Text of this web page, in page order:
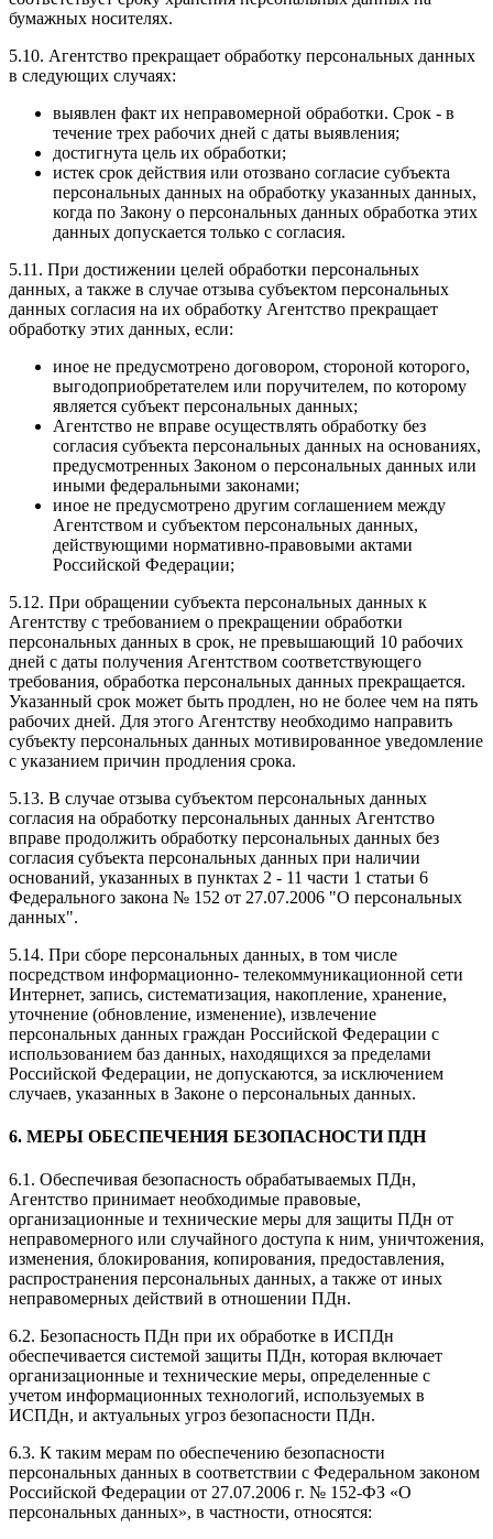
бумажных носителях.
5.10. Агентство прекращает обработку персональных данных
в следующих случаях:
выявлен факт их неправомерной обработки. Срок - в
течение трех рабочих дней с даты выявления;
достигнута цель их обработки;
истек срок действия или отозвано согласие субъекта
персональных данных на обработку указанных данных,
когда по Закону о персональных данных обработка этих
данных допускается только с согласия.
5.11. При достижении целей обработки персональных
данных, а также в случае отзыва субъектом персональных
данных согласия на их обработку Агентство прекращает
обработку этих данных, если:
иное не предусмотрено договором, стороной которого,
выгодоприобретателем или поручителем, по которому
является субъект персональных данных;
Агентство не вправе осуществлять обработку без
согласия субъекта персональных данных на основаниях,
предусмотренных Законом о персональных данных или
иными федеральными законами;
иное не предусмотрено другим соглашением между
Агентством и субъектом персональных данных,
действующими нормативно-правовыми актами
Российской Федерации;
5.12. При обращении субъекта персональных данных к
Агентству с требованием о прекращении обработки
персональных данных в срок, не превышающий 10 рабочих
дней с даты получения Агентством соответствующего
требования, обработка персональных данных прекращается.
Указанный срок может быть продлен, но не более чем на пять
рабочих дней. Для этого Агентству необходимо направить
субъекту персональных данных мотивированное уведомление
с указанием причин продления срока.
5.13. В случае отзыва субъектом персональных данных
согласия на обработку персональных данных Агентство
вправе продолжить обработку персональных данных без
согласия субъекта персональных данных при наличии
оснований, указанных в пунктах 2 - 11 части 1 статьи 6
Федерального закона № 152 от 27.07.2006 "О персональных
данных".
5.14. При сборе персональных данных, в том числе
посредством информационно- телекоммуникационной сети
Интернет, запись, систематизация, накопление, хранение,
уточнение (обновление, изменение), извлечение
персональных данных граждан Российской Федерации с
использованием баз данных, находящихся за пределами
Российской Федерации, не допускаются, за исключением
случаев, указанных в Законе о персональных данных.
6. МЕРЫ ОБЕСПЕЧЕНИЯ БЕЗОПАСНОСТИ ПДН
6.1. Обеспечивая безопасность обрабатываемых ПДн,
Агентство принимает необходимые правовые,
организационные и технические меры для защиты ПДн от
неправомерного или случайного доступа к ним, уничтожения,
изменения, блокирования, копирования, предоставления,
распространения персональных данных, а также от иных
неправомерных действий в отношении ПДн.
6.2. Безопасность ПДн при их обработке в ИСПДн
обеспечивается системой защиты ПДн, которая включает
организационные и технические меры, определенные с
учетом информационных технологий, используемых в
ИСПДн, и актуальных угроз безопасности ПДн.
6.3. К таким мерам по обеспечению безопасности
персональных данных в соответствии с Федеральном законом
Российской Федерации от 27.07.2006 г. № 152-ФЗ «О
персональных данных», в частности, относятся: